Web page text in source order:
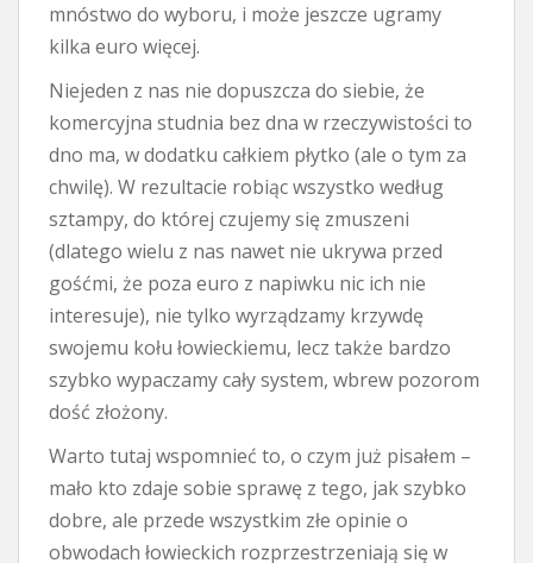
mnóstwo do wyboru, i może jeszcze ugramy
kilka euro więcej.
Niejeden z nas nie dopuszcza do siebie, że
komercyjna studnia bez dna w rzeczywistości to
dno ma, w dodatku całkiem płytko (ale o tym za
chwilę). W rezultacie robiąc wszystko według
sztampy, do której czujemy się zmuszeni
(dlatego wielu z nas nawet nie ukrywa przed
gośćmi, że poza euro z napiwku nic ich nie
interesuje), nie tylko wyrządzamy krzywdę
swojemu kołu łowieckiemu, lecz także bardzo
szybko wypaczamy cały system, wbrew pozorom
dość złożony.
Warto tutaj wspomnieć to, o czym już pisałem –
mało kto zdaje sobie sprawę z tego, jak szybko
dobre, ale przede wszystkim złe opinie o
obwodach łowieckich rozprzestrzeniają się w